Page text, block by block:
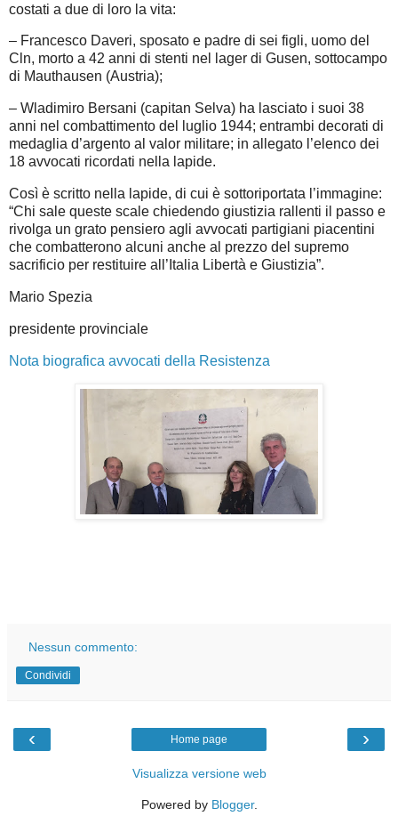
costati a due di loro la vita:
– Francesco Daveri, sposato e padre di sei figli, uomo del
Cln, morto a 42 anni di stenti nel lager di Gusen, sottocampo
di Mauthausen (Austria);
– Wladimiro Bersani (capitan Selva) ha lasciato i suoi 38
anni nel combattimento del luglio 1944; entrambi decorati di
medaglia d’argento al valor militare; in allegato l’elenco dei
18 avvocati ricordati nella lapide.
Così è scritto nella lapide, di cui è sottoriportata l’immagine:
“Chi sale queste scale chiedendo giustizia rallenti il passo e
rivolga un grato pensiero agli avvocati partigiani piacentini
che combatterono alcuni anche al prezzo del supremo
sacrificio per restituire all’Italia Libertà e Giustizia”.
Mario Spezia
presidente provinciale
Nota biografica avvocati della Resistenza
Nessun commento:
Condividi
‹ ›
Home page
Visualizza versione web
Powered by Blogger.